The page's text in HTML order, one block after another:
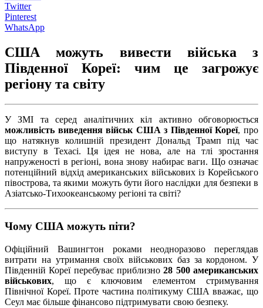
Twitter
Pinterest
WhatsApp
США можуть вивести війська з
Південної Кореї: чим це загрожує
регіону та світу
У ЗМІ та серед аналітичних кіл активно обговорюється
можливість виведення військ США з Південної Кореї, про
що натякнув колишній президент Дональд Трамп під час
виступу в Техасі. Ця ідея не нова, але на тлі зростання
напруженості в регіоні, вона знову набирає ваги. Що означає
потенційний відхід американських військових із Корейського
півострова, та якими можуть бути його наслідки для безпеки в
Азіатсько-Тихоокеанському регіоні та світі?
Чому США можуть піти?
Офіційний Вашингтон роками неодноразово переглядав
витрати на утримання своїх військових баз за кордоном. У
Південній Кореї перебуває приблизно28 500 американських
військових, що є ключовим елементом стримування
Північної Кореї. Проте частина політикуму США вважає, що
Сеул має більше фінансово підтримувати свою безпеку.